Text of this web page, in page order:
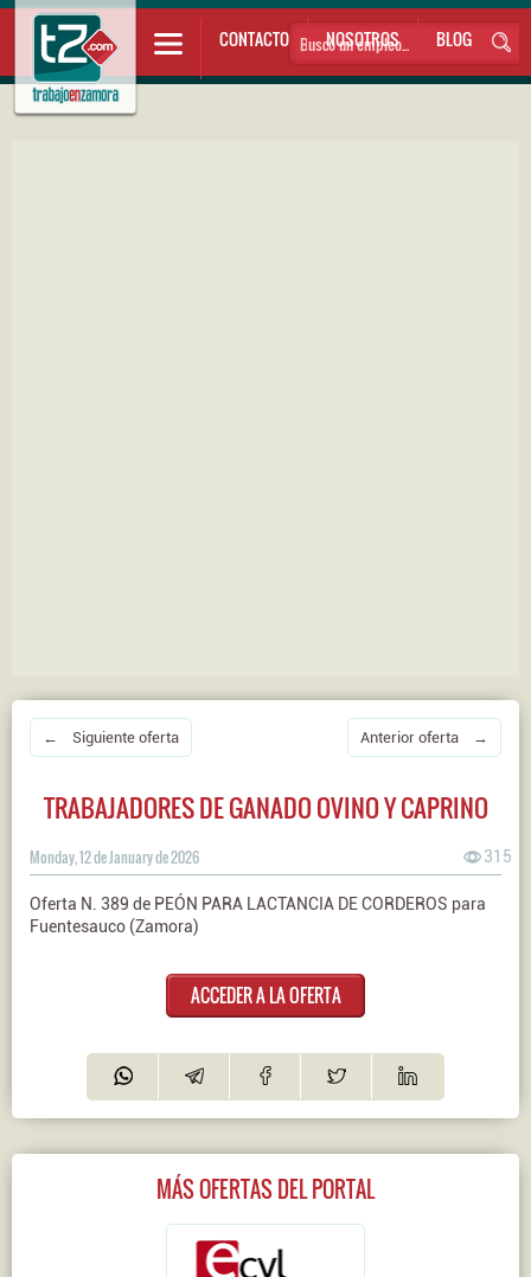
CONTACTO NOSOTROS BLOG
← Siguiente oferta Anterior oferta →
TRABAJADORES DE GANADO OVINO Y CAPRINO
Monday, 12 de January de 2026 315
Oferta N. 389 de PEÓN PARA LACTANCIA DE CORDEROS para
Fuentesauco (Zamora)
ACCEDER A LA OFERTA
MÁS OFERTAS DEL PORTAL